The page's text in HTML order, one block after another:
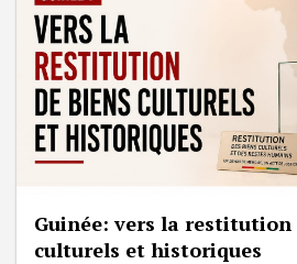
Guinée: vers la restitution
culturels et historiques